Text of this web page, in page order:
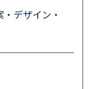
デザイン・